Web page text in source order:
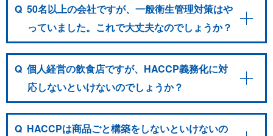
Q 50名以上の会社ですが、一般衛生管理対策はや
っていました。これで大丈夫なのでしょうか？
Q 個人経営の飲食店ですが、HACCP義務化に対
応しないといけないのでしょうか？
Q HACCPは商品ごと構築をしないといけないの